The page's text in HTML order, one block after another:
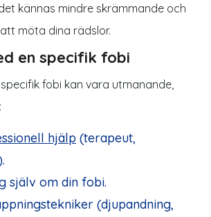
kännas mindre skrämmande och
möta dina rädslor.
en specifik fobi
fobi kan vara utmanande,
hjälp (terapeut,
själv om din fobi.
(djupandning,